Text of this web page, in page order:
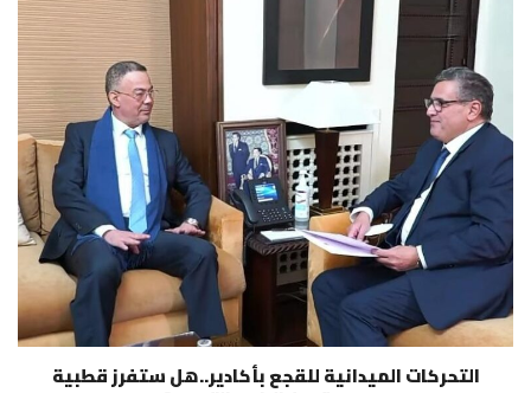
التحركات الميدانية للقجع بأكادير..هل ستفرز قطبية